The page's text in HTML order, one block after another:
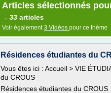
Articles sélectionnés
→ 33 articles
Voir également3 Vidéos pour ce thème
Résidences étudiantes du
Vous êtes ici : Accueil > VIE
du CROUS
Résidences étudiantes du CROUS